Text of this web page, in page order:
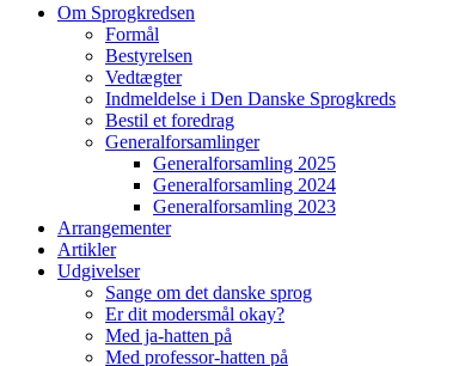
Om Sprogkredsen
Formål
Bestyrelsen
Vedtægter
Indmeldelse i Den Danske Sprogkreds
Bestil et foredrag
Generalforsamlinger
Generalforsamling 2025
Generalforsamling 2024
Generalforsamling 2023
Arrangementer
Artikler
Udgivelser
Sange om det danske sprog
Er dit modersmål okay?
Med ja-hatten på
Med professor-hatten på